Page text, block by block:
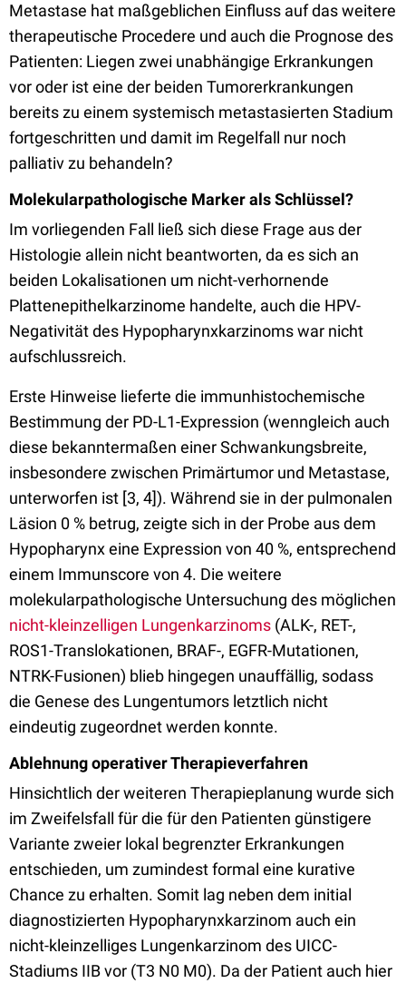
Metastase hat maßgeblichen Einfluss auf das weitere
therapeutische Procedere und auch die Prognose des
Patienten: Liegen zwei unabhängige Erkrankungen
vor oder ist eine der beiden Tumorerkrankungen
bereits zu einem systemisch metastasierten Stadium
fortgeschritten und damit im Regelfall nur noch
palliativ zu behandeln?
Molekularpathologische Marker als Schlüssel?
Im vorliegenden Fall ließ sich diese Frage aus der
Histologie allein nicht beantworten, da es sich an
beiden Lokalisationen um nicht-verhornende
Plattenepithelkarzinome handelte, auch die HPV-
Negativität des Hypopharynxkarzinoms war nicht
aufschlussreich.
Erste Hinweise lieferte die immunhistochemische
Bestimmung der PD-L1-Expression (wenngleich auch
diese bekanntermaßen einer Schwankungsbreite,
insbesondere zwischen Primärtumor und Metastase,
unterworfen ist [3, 4]). Während sie in der pulmonalen
Läsion 0 % betrug, zeigte sich in der Probe aus dem
Hypopharynx eine Expression von 40 %, entsprechend
einem Immunscore von 4. Die weitere
molekularpathologische Untersuchung des möglichen
nicht-kleinzelligen Lungenkarzinoms (ALK-, RET-,
ROS1-Translokationen, BRAF-, EGFR-Mutationen,
NTRK-Fusionen) blieb hingegen unauffällig, sodass
die Genese des Lungentumors letztlich nicht
eindeutig zugeordnet werden konnte.
Ablehnung operativer Therapieverfahren
Hinsichtlich der weiteren Therapieplanung wurde sich
im Zweifelsfall für die für den Patienten günstigere
Variante zweier lokal begrenzter Erkrankungen
entschieden, um zumindest formal eine kurative
Chance zu erhalten. Somit lag neben dem initial
diagnostizierten Hypopharynxkarzinom auch ein
nicht-kleinzelliges Lungenkarzinom des UICC-
Stadiums IIB vor (T3 N0 M0). Da der Patient auch hier